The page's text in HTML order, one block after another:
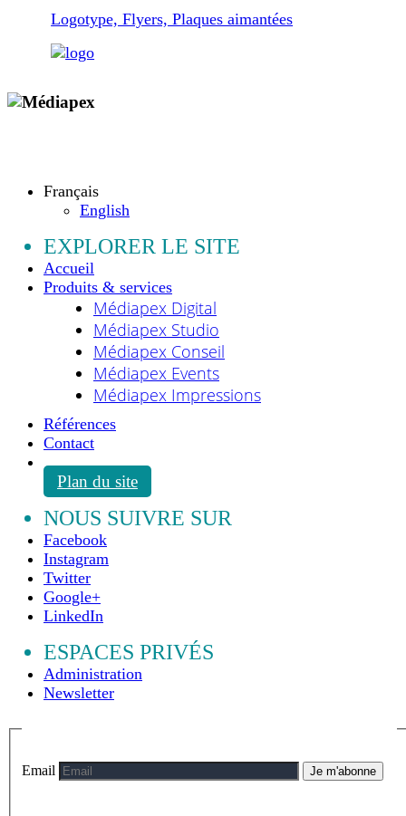
Logotype, Flyers, Plaques aimantées
Français
English
EXPLORER LE SITE
Accueil
Produits & services
Médiapex Digital
Médiapex Studio
Médiapex Conseil
Médiapex Events
Médiapex Impressions
Références
Contact
Plan du site
NOUS SUIVRE SUR
Facebook
Instagram
Twitter
Google+
LinkedIn
ESPACES PRIVÉS
Administration
Newsletter
Email Je m'abonne